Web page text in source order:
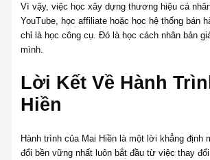
Vì vậy, việc học xây dựng thương hiệu cá
YouTube, học affiliate hoặc học hệ thống bán
chỉ là học công cụ. Đó là học cách nhân bản
mình.
Lời Kết Về Hành
Hiền
Hành trình của Mai Hiền là một lời khẳng định
đổi bền vững nhất luôn bắt đầu từ việc thay